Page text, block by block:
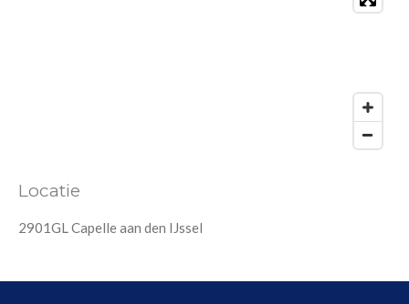
Locatie
2901GL Capelle aan den IJssel